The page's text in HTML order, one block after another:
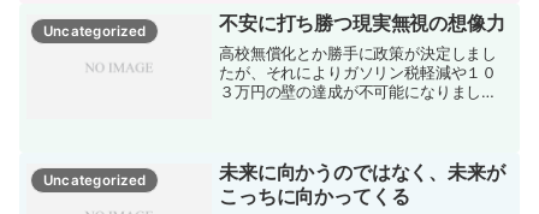
Uncategorized 不安に打ち勝つ現実無視の想像力
高校無償化とか勝手に政策が決定しまし
たが、それによりガソリン税軽減や１０
３万円の壁の達成が不可能になりまし
なぜ私立の高校の無償化をする...
Uncategorized
未来に向かうのではなく、未来が
こっちに向かってくる